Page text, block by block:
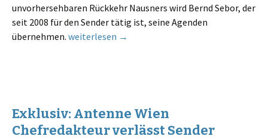
unvorhersehbaren Rückkehr Nausners wird Bernd Sebor, der
seit 2008 für den Sender tätig ist, seine Agenden
übernehmen. Bestätigt: Antenne Programmdirektor Nausner
weiterlesen →
Exklusiv: Antenne Wien
Chefredakteur verlässt Sender